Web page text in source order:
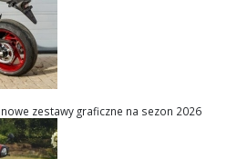
nowe zestawy graficzne na sezon 2026